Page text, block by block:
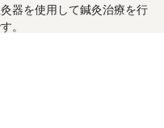
器を使用して鍼灸治療を行
。